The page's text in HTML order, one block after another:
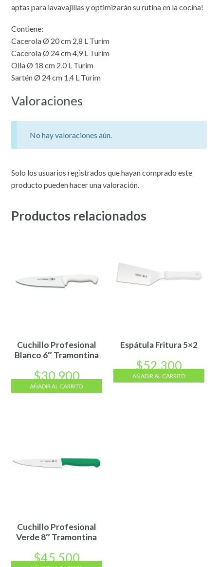
aptas para lavavajillas y optimizarán su rutina en la cocina!
Contiene:
Cacerola Ø 20 cm 2,8 L Turim
Cacerola Ø 24 cm 4,9 L Turim
Olla Ø 18 cm 2,0 L Turim
Sartén Ø 24 cm 1,4 L Turim
Valoraciones
No hay valoraciones aún.
Solo los usuarios registrados que hayan comprado este
producto pueden hacer una valoración.
Productos relacionados
Cuchillo Profesional
Blanco 6″ Tramontina
$30.900
AÑADIR AL CARRITO
Espátula Fritura 5×2
$52.300
AÑADIR AL CARRITO
Cuchillo Profesional
Verde 8″ Tramontina
$45.500